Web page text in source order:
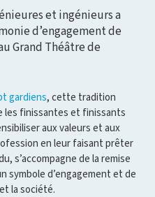
et ingénieurs a
d’engagement de
Grand Théâtre de
gardiens, cette tradition
les finissantes et finissants
aux valeurs et aux
en leur faisant prêter
s’accompagne de la remise
symbole d’engagement et de
la société.